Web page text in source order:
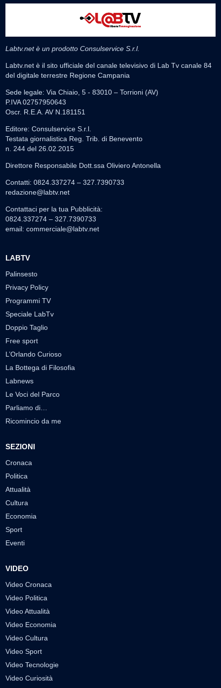
Labtv.net è un prodotto Consulservice S.r.l.
Labtv.net è il sito ufficiale del canale televisivo di Lab Tv canale 84
del digitale terrestre Regione Campania
Sede legale: Via Chiaio, 5 - 83010 – Torrioni (AV)
P.IVA 02757950643
Oscr. R.E.A. AV N.181151
Editore: Consulservice S.r.l.
Testata giornalistica Reg. Trib. di Benevento
n. 244 del 26.02.2015
Direttore Responsabile Dott.ssa Oliviero Antonella
Contatti: 0824.337274 – 327.7390733
redazione@labtv.net
Contattaci per la tua Pubblicità:
0824.337274 – 327.7390733
email: commerciale@labtv.net
LABTV
Palinsesto
Privacy Policy
Programmi TV
Speciale LabTv
Doppio Taglio
Free sport
L’Orlando Curioso
La Bottega di Filosofia
Labnews
Le Voci del Parco
Parliamo di…
Ricomincio da me
SEZIONI
Cronaca
Politica
Attualità
Cultura
Economia
Sport
Eventi
VIDEO
Video Cronaca
Video Politica
Video Attualità
Video Economia
Video Cultura
Video Sport
Video Tecnologie
Video Curiosità